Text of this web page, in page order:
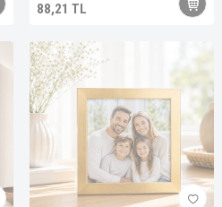
88,21 TL